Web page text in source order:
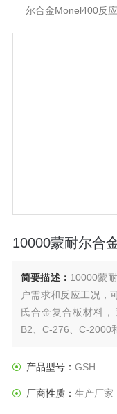
尔合金Monel400反
10000蒙耐尔合
简要描述： 10000蒙
户需求和反应工况，
氏合金复合板材料
B2、C-276、C-2000
产品型号： GSH
厂商性质： 生产厂家